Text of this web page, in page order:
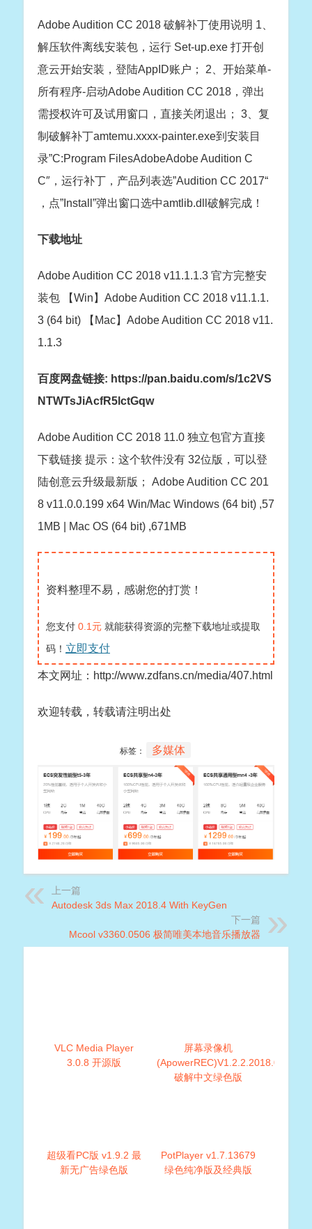
Adobe Audition CC 2018 破解补丁使用说明 1、
解压软件离线安装包，运行 Set-up.exe 打开创
意云开始安装，登陆AppID账户； 2、开始菜单-
所有程序-启动Adobe Audition CC 2018，弹出
需授权许可及试用窗口，直接关闭退出； 3、复
制破解补丁amtemu.xxxx-painter.exe到安装目
录”C:Program FilesAdobeAdobe Audition C
C″，运行补丁，产品列表选”Audition CC 2017“
，点”Install”弹出窗口选中amtlib.dll破解完成！
下载地址
Adobe Audition CC 2018 v11.1.1.3 官方完整安
装包 【Win】Adobe Audition CC 2018 v11.1.1.
3 (64 bit) 【Mac】Adobe Audition CC 2018 v11.
1.1.3
百度网盘链接: https://pan.baidu.com/s/1c2VS
NTWTsJiAcfR5lctGqw
Adobe Audition CC 2018 11.0 独立包官方直接
下载链接 提示：这个软件没有 32位版，可以登
陆创意云升级最新版； Adobe Audition CC 201
8 v11.0.0.199 x64 Win/Mac Windows (64 bit) ,57
1MB | Mac OS (64 bit) ,671MB
资料整理不易，感谢您的打赏！
您支付 0.1元 就能获得资源的完整下载地址或提取
码！ 立即支付
本文网址：http://www.zdfans.cn/media/407.html
欢迎转载，转载请注明出处
标签： 多媒体
上一篇
Autodesk 3ds Max 2018.4 With KeyGen
下一篇
Mcool v3360.0506 极简唯美本地音乐播放器
VLC Media Player
3.0.8 开源版
屏幕录像机
(ApowerREC)V1.2.2.2018.07.30
破解中文绿色版
超级看PC版 v1.9.2 最
新无广告绿色版
PotPlayer v1.7.13679
绿色纯净版及经典版